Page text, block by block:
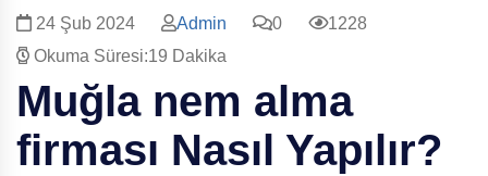
24 Şub 2024 Admin 0
1228
Okuma Süresi:19 Dakika
Muğla nem alma
firması Nasıl Yapılır?